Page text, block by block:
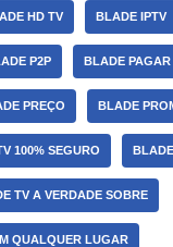
HD TV BLADE IPTV
P2P BLADE PAGAR
PREÇO BLADE
100% SEGURO
TV A VERDADE SOBRE
QUALQUER LUGAR